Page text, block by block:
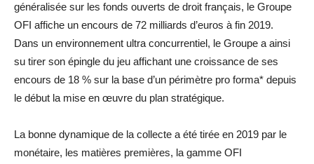
généralisée sur les fonds ouverts de droit français, le Groupe
OFI affiche un encours de 72 milliards d’euros à fin 2019.
Dans un environnement ultra concurrentiel, le Groupe a ainsi
su tirer son épingle du jeu affichant une croissance de ses
encours de 18 % sur la base d’un périmètre pro forma* depuis
le début la mise en œuvre du plan stratégique.
La bonne dynamique de la collecte a été tirée en 2019 par le
monétaire, les matières premières, la gamme OFI